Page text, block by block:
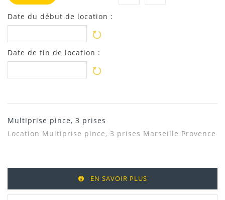
Date du début de location :
Date de fin de location :
Multiprise pince, 3 prises
Location Multiprise pince, 3 prises Marseille Provence
EN SAVOIR PLUS